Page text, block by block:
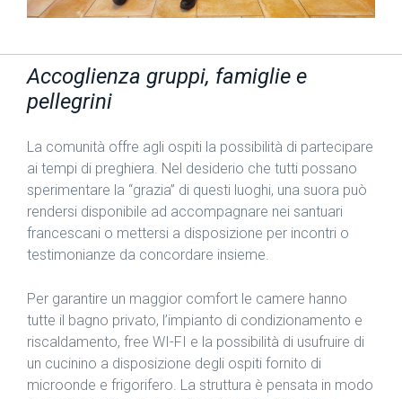
Accoglienza gruppi, famiglie e
pellegrini
La comunità offre agli ospiti la possibilità di partecipare
ai tempi di preghiera. Nel desiderio che tutti possano
sperimentare la “grazia” di questi luoghi, una suora può
rendersi disponibile ad accompagnare nei santuari
francescani o mettersi a disposizione per incontri o
testimonianze da concordare insieme.
Per garantire un maggior comfort le camere hanno
tutte il bagno privato, l’impianto di condizionamento e
riscaldamento, free WI-FI e la possibilità di usufruire di
un cucinino a disposizione degli ospiti fornito di
microonde e frigorifero. La struttura è pensata in modo